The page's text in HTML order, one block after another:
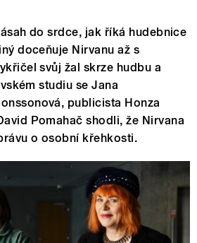
do srdce, jak říká hudebnice
doceňuje Nirvanu až s
svůj žal skrze hudbu a
studiu se Jana
publicista Honza
Pomahač shodli, že Nirvana
o osobní křehkosti.